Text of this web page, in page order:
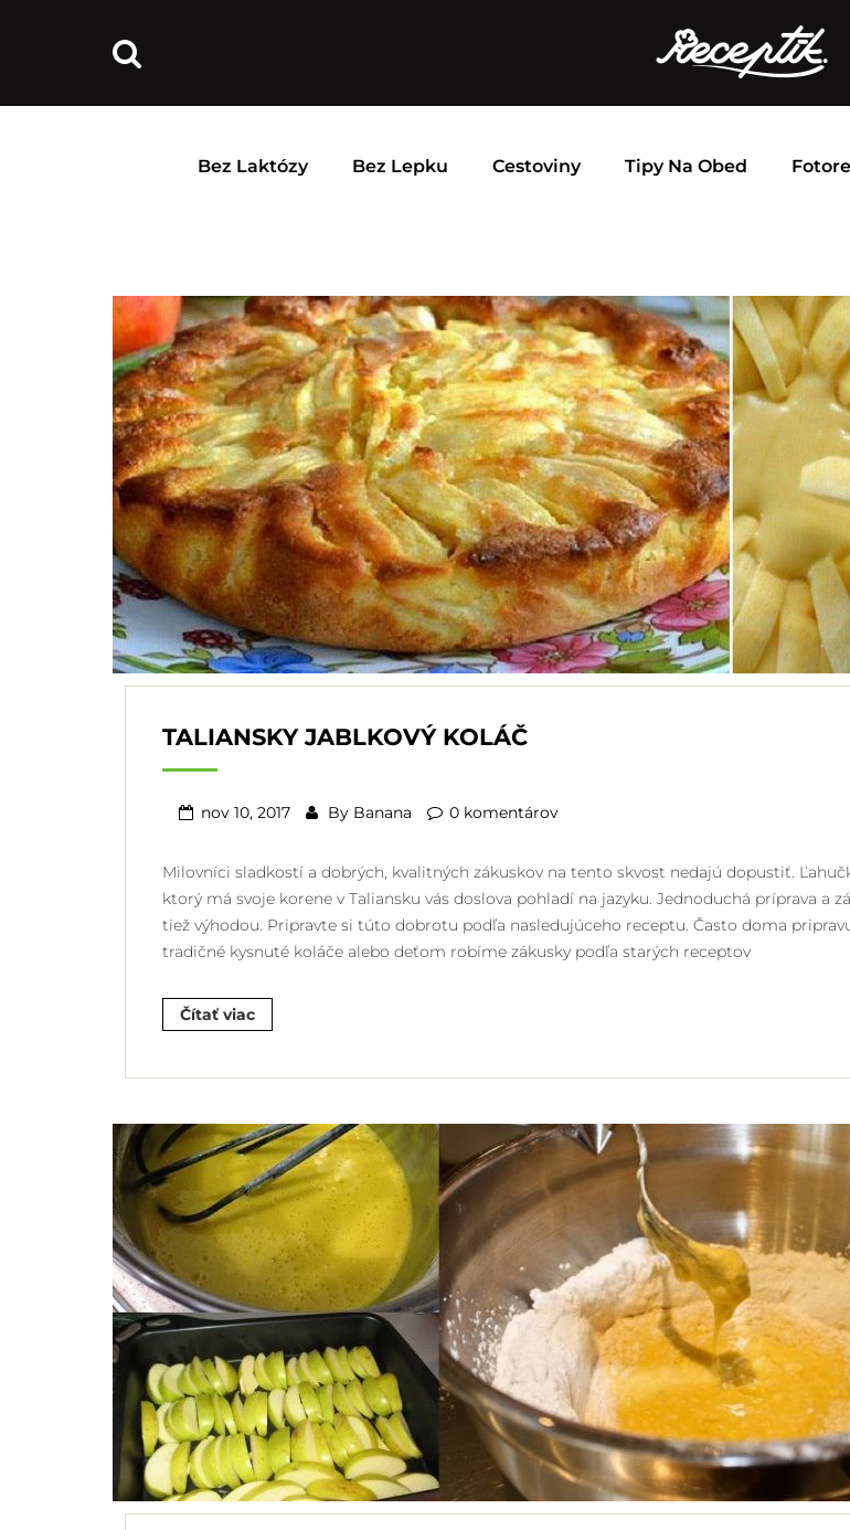
Bez Laktózy Bez Lepku Cestoviny Tipy Na Obed
TALIANSKY JABLKOVÝ KOLÁČ
nov 10, 2017 By Banana 0 komentárov
Milovníci sladkostí a dobrých, kvalitných zákuskov na tento skvost nedajú dopustiť.
ktorý má svoje korene v Taliansku vás doslova pohladí na jazyku. Jednoduchá príprava a
tiež výhodou. Pripravte si túto dobrotu podľa nasledujúceho receptu. Často doma
tradičné kysnuté koláče alebo deťom robíme zákusky podľa starých receptov
Čítať viac